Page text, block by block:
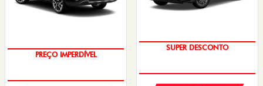
PREÇO IMPERDÍVEL
SUPER DESCONTO